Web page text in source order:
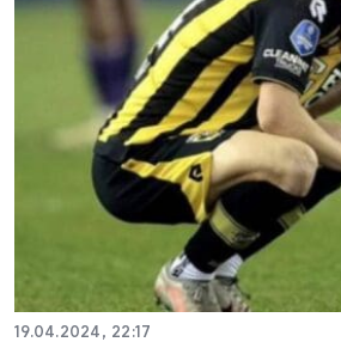
19.04.2024, 22:17